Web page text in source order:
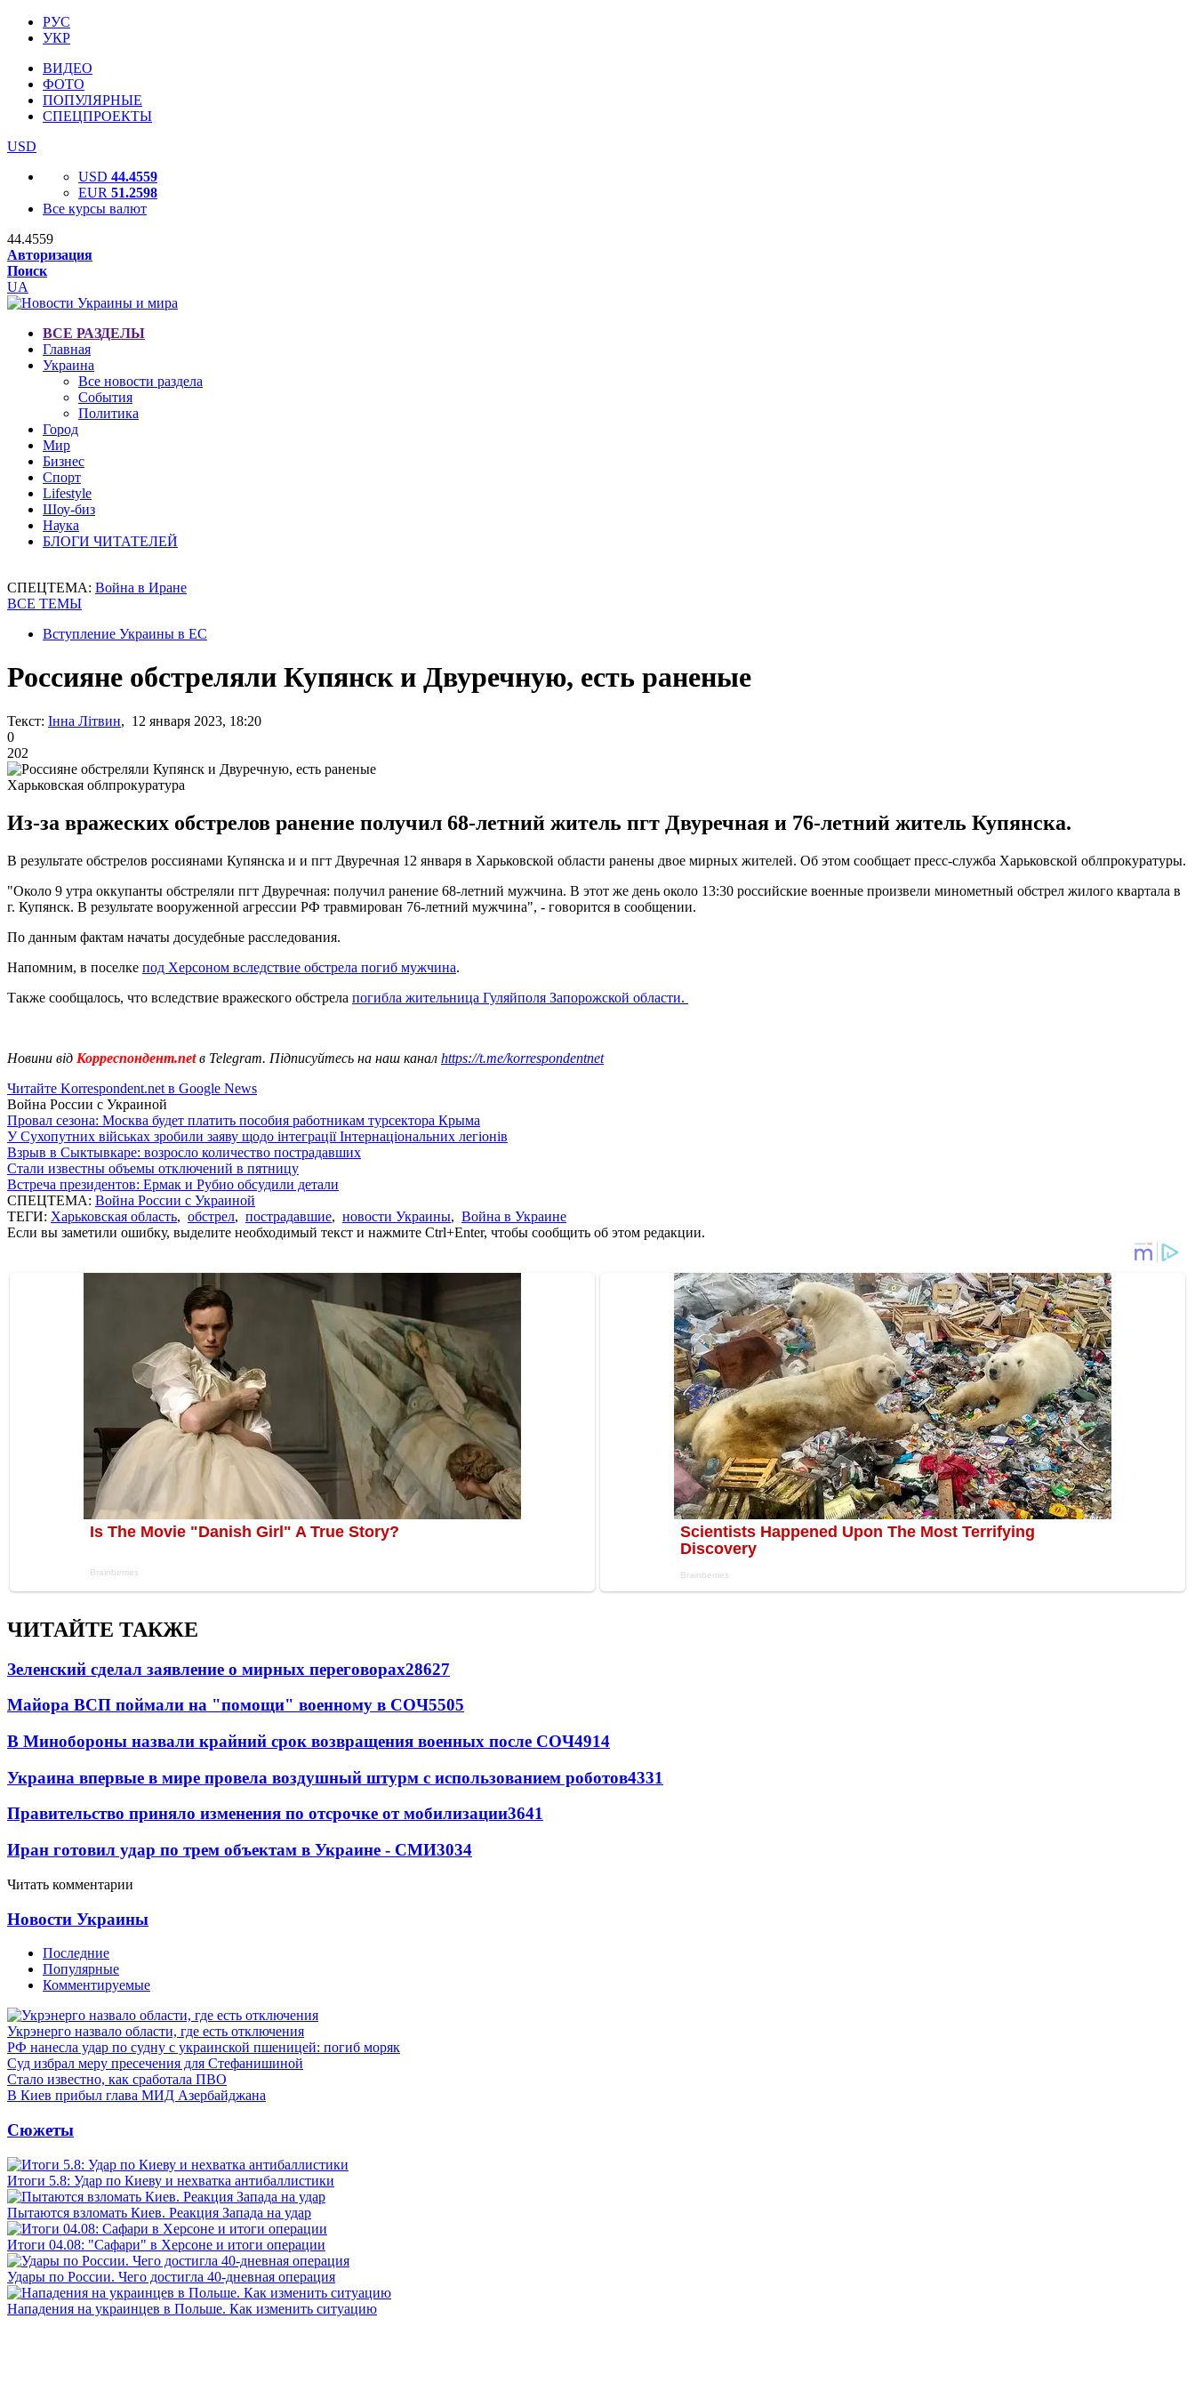
РУС
УКР
ВИДЕО
ФОТО
ПОПУЛЯРНЫЕ
СПЕЦПРОЕКТЫ
USD
USD 44.4559
EUR 51.2598
Все курсы валют
44.4559
Авторизация
Поиск
UA
ВСЕ РАЗДЕЛЫ
Главная
Украина
Все новости раздела
События
Политика
Город
Мир
Бизнес
Спорт
Lifestyle
Шоу-биз
Наука
БЛОГИ ЧИТАТЕЛЕЙ
СПЕЦТЕМА: Война в Иране
ВСЕ ТЕМЫ
Вступление Украины в ЕС
Россияне обстреляли Купянск и Двуречную, есть раненые
Текст: Інна Літвин, 12 января 2023, 18:20
0
202
Харьковская облпрокуратура
Из-за вражеских обстрелов ранение получил 68-летний житель пгт Двуречная и 76-летний житель Купянска.
В результате обстрелов россиянами Купянска и и пгт Двуречная 12 января в Харьковской области ранены двое мирных жителей. Об этом сообщает пресс-служба Харьковской облпрокуратуры.
"Около 9 утра оккупанты обстреляли пгт Двуречная: получил ранение 68-летний мужчина. В этот же день около 13:30 российские военные произвели минометный обстрел жилого квартала в
г. Купянск. В результате вооруженной агрессии РФ травмирован 76-летний мужчина", - говорится в сообщении.
По данным фактам начаты досудебные расследования.
Напомним, в поселке под Херсоном вследствие обстрела погиб мужчина.
Также сообщалось, что вследствие вражеского обстрела погибла жительница Гуляйполя Запорожской области.
Новини від Корреспондент.netв Telegram. Підписуйтесь на наш канал https://t.me/korrespondentnet
Читайте Korrespondent.net в Google News
Война России с Украиной
Провал сезона: Москва будет платить пособия работникам турсектора Крыма
У Сухопутних військах зробили заяву щодо інтеграції Інтернаціональних легіонів
Взрыв в Сыктывкаре: возросло количество пострадавших
Стали известны объемы отключений в пятницу
Встреча президентов: Ермак и Рубио обсудили детали
СПЕЦТЕМА: Война России с Украиной
ТЕГИ: Харьковская область, обстрел, пострадавшие, новости Украины, Война в Украине
Если вы заметили ошибку, выделите необходимый текст и нажмите Ctrl+Enter, чтобы сообщить об этом редакции.
ЧИТАЙТЕ ТАКЖЕ
Зеленский сделал заявление о мирных переговорах28627
Майора ВСП поймали на "помощи" военному в СОЧ5505
В Минобороны назвали крайний срок возвращения военных после СОЧ4914
Украина впервые в мире провела воздушный штурм с использованием роботов4331
Правительство приняло изменения по отсрочке от мобилизации3641
Иран готовил удар по трем объектам в Украине - СМИ3034
Читать комментарии
Новости Украины
Последние
Популярные
Комментируемые
Укрэнерго назвало области, где есть отключения
РФ нанесла удар по судну с украинской пшеницей: погиб моряк
Суд избрал меру пресечения для Стефанишиной
Стало известно, как сработала ПВО
В Киев прибыл глава МИД Азербайджана
Сюжеты
Итоги 5.8: Удар по Киеву и нехватка антибаллистики
Пытаются взломать Киев. Реакция Запада на удар
Итоги 04.08: "Сафари" в Херсоне и итоги операции
Удары по России. Чего достигла 40-дневная операция
Нападения на украинцев в Польше. Как изменить ситуацию